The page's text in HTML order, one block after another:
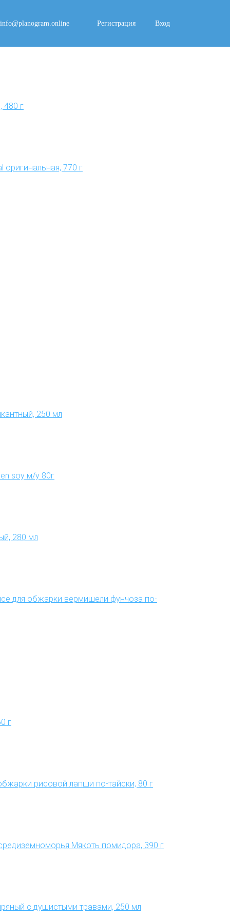
info@planogram.online Регистрация Вход
480 г
оригинальная, 770 г
250 мл
soy м/у 80г
280 мл
для обжарки вермишели фунчоза по-
г
рисовой лапши по-тайски, 80 г
Мякоть помидора, 390 г
с душистыми травами, 250 мл